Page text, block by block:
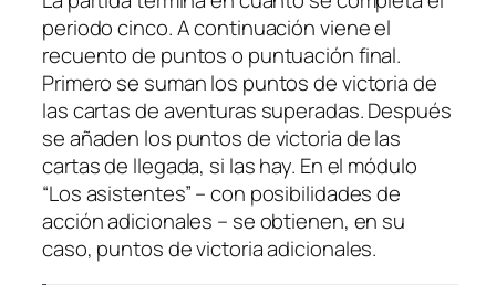
periodo cinco. A continuación viene el
recuento de puntos o puntuación final.
Primero se suman los puntos de victoria de
las cartas de aventuras superadas. Después
se añaden los puntos de victoria de las
cartas de llegada, si las hay. En el módulo
“Los asistentes” – con posibilidades de
acción adicionales – se obtienen, en su
caso, puntos de victoria adicionales.